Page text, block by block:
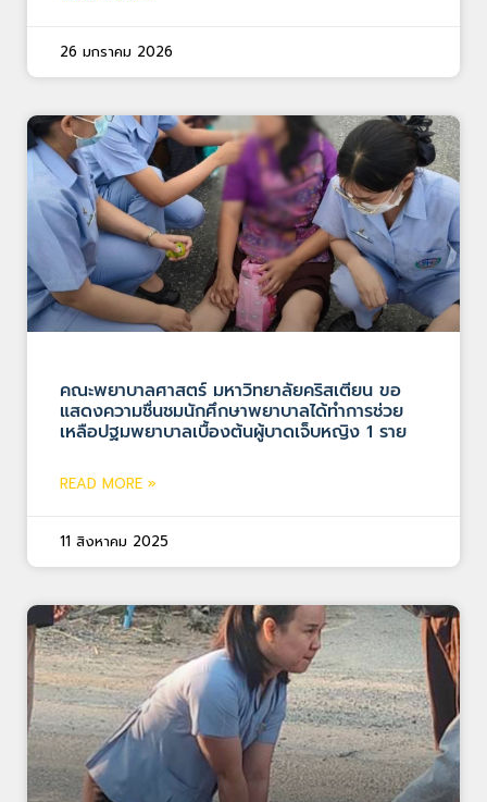
26 มกราคม 2026
คณะพยาบาลศาสตร์ มหาวิทยาลัยคริสเตียน ขอ
แสดงความชื่นชมนักศึกษาพยาบาลได้ทำการช่วย
เหลือปฐมพยาบาลเบื้องต้นผู้บาดเจ็บหญิง 1 ราย
READ MORE »
11 สิงหาคม 2025